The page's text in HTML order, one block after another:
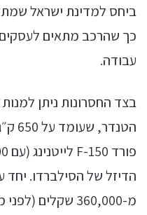
ביחס למדינת ישראל
כך שהרכב מתאים
עבודה.
בצד החסרונות ניתן
הדיזל של הסילברדו.
מ-360,000